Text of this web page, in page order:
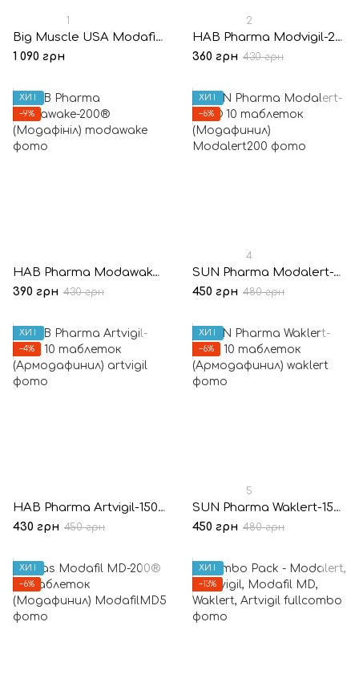
1
Big Muscle USA Modafinil 100mg 60caps (Модафініл)
1 090 грн
2
HAB Pharma Modvigil-200® 10 таблеток (Модафинил)
360 грн 430 грн
ХИТ
−9%
HAB Pharma Modawake-200® (Модафініл)
390 грн 430 грн
ХИТ
−6%
4
SUN Pharma Modalert-200® 10 таблеток (Модафинил)
450 грн 480 грн
ХИТ
−4%
HAB Pharma Artvigil-150® 10 таблеток (Армодафинил)
430 грн 450 грн
ХИТ
−6%
5
SUN Pharma Waklert-150® 10 таблеток (Армодафинил)
450 грн 480 грн
ХИТ
−6%
ХИТ
−13%